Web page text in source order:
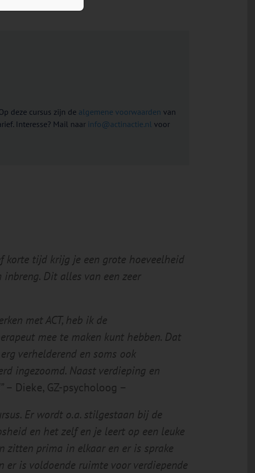
deze cursus zijn de algemene voorwaarden van
Interesse? Mail naar info@actinactie.nl voor
korte tijd krijg je een grote hoeveelheid
Dit alles van een zeer
met ACT, heb ik de
mee te maken kunt hebben. Dat
verhelderend en soms ook
ingezoomd. Naast verdieping en
– Dieke, GZ-psycholoog –
Er wordt o.a. stilgestaan bij de
en het zelf en je leert op een leuke
zitten prima in elkaar en er is sprake
er is voldoende ruimte voor verdiepende